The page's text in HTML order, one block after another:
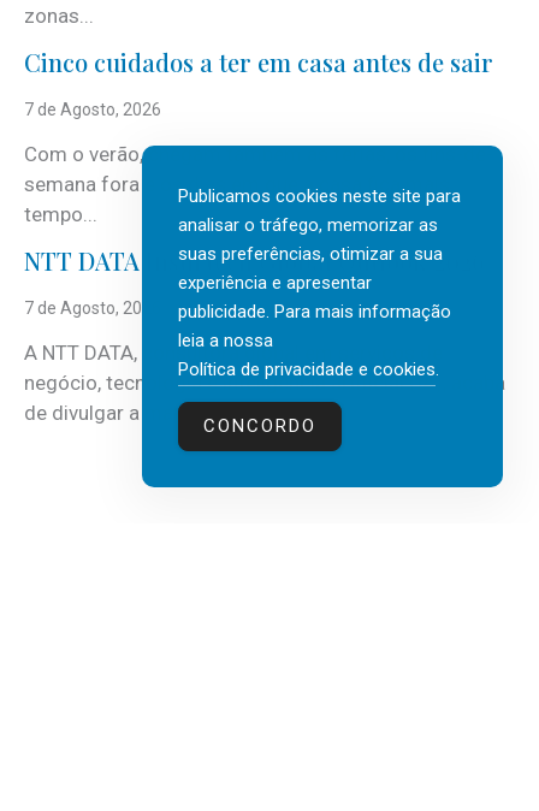
zonas...
Cinco cuidados a ter em casa antes de sair
7 de Agosto, 2026
Com o verão, chegam também as férias, os fins-de-
semana fora e os dias em que a casa fica mais
tempo...
NTT DATA Insurtech Global Outlook 2026
7 de Agosto, 2026
A NTT DATA, consultora global em serviços de
negócio, tecnologia e inteligência artificial (IA), acaba
de divulgar a mais recente...
Publicamos cookies neste site para
analisar o tráfego, memorizar as
suas preferências, otimizar a sua
experiência e apresentar
publicidade. Para mais informação
leia a nossa
Política de privacidade e cookies.
CONCORDO